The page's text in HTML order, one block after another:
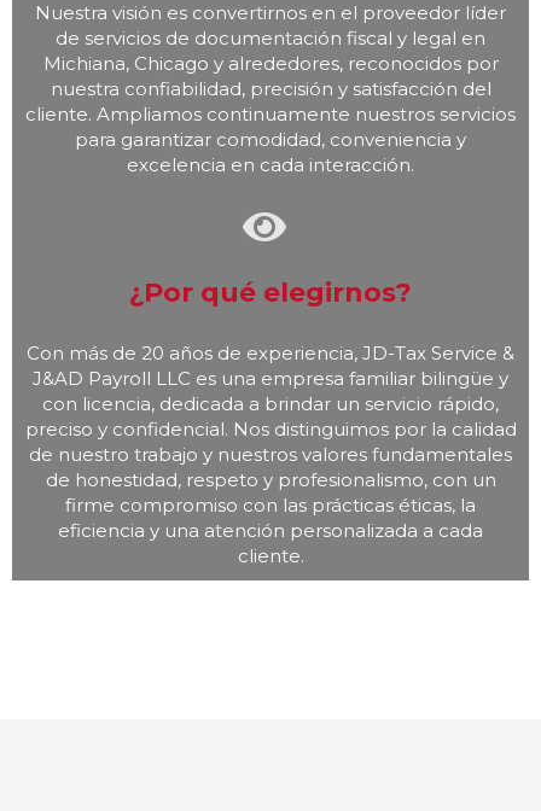
Nuestra visión es convertirnos en el proveedor líder
de servicios de documentación fiscal y legal en
Michiana, Chicago y alrededores, reconocidos por
nuestra confiabilidad, precisión y satisfacción del
cliente. Ampliamos continuamente nuestros servicios
para garantizar comodidad, conveniencia y
excelencia en cada interacción.
¿Por qué elegirnos?
Con más de 20 años de experiencia, JD-Tax Service &
J&AD Payroll LLC es una empresa familiar bilingüe y
con licencia, dedicada a brindar un servicio rápido,
preciso y confidencial. Nos distinguimos por la calidad
de nuestro trabajo y nuestros valores fundamentales
de honestidad, respeto y profesionalismo, con un
firme compromiso con las prácticas éticas, la
eficiencia y una atención personalizada a cada
cliente.